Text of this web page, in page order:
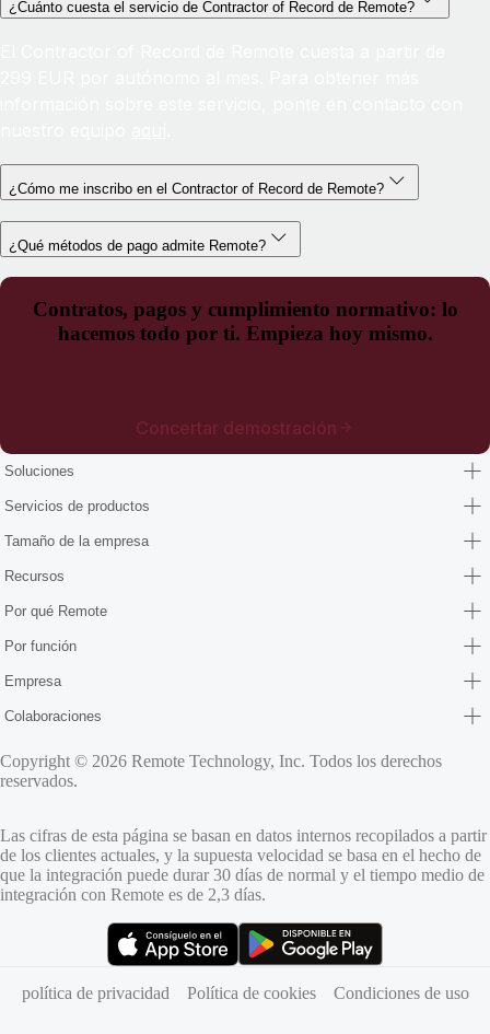
¿Cuánto cuesta el servicio de Contractor of Record de Remote?
¿Cómo me inscribo en el Contractor of Record de Remote?
¿Qué métodos de pago admite Remote?
Contratos, pagos y cumplimiento normativo: lo
hacemos todo por ti. Empieza hoy mismo.
Concertar demostración
Soluciones
Servicios de productos
Tamaño de la empresa
Recursos
Por qué Remote
Por función
Empresa
Colaboraciones
Copyright © 2026 Remote Technology, Inc. Todos los derechos
reservados.
Las cifras de esta página se basan en datos internos recopilados a partir
de los clientes actuales, y la supuesta velocidad se basa en el hecho de
que la integración puede durar 30 días de normal y el tiempo medio de
integración con Remote es de 2,3 días.
política de privacidad
Política de cookies Condiciones de uso